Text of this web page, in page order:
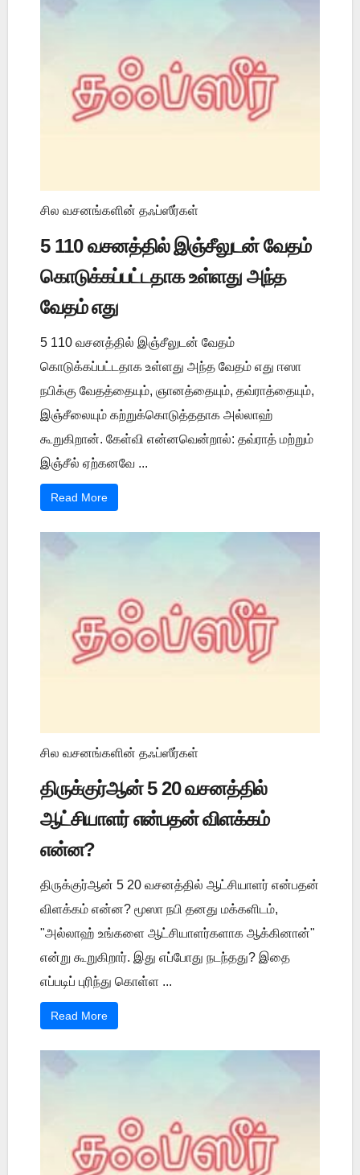
சில வசனங்களின் தஃப்ஸீர்கள்
5 110 வசனத்தில் இஞ்சீலுடன் வேதம்
கொடுக்கப்பட்டதாக உள்ளது அந்த
வேதம் எது
5 110 வசனத்தில் இஞ்சீலுடன் வேதம்
கொடுக்கப்பட்டதாக உள்ளது அந்த வேதம் எது ஈஸா
நபிக்கு வேதத்தையும், ஞானத்தையும், தவ்ராத்தையும்,
இஞ்சீலையும் கற்றுக்கொடுத்ததாக அல்லாஹ்
கூறுகிறான். கேள்வி என்னவென்றால்: தவ்ராத் மற்றும்
இஞ்சீல் ஏற்கனவே ...
Read More
சில வசனங்களின் தஃப்ஸீர்கள்
திருக்குர்ஆன் 5 20 வசனத்தில்
ஆட்சியாளர் என்பதன் விளக்கம்
என்ன?
திருக்குர்ஆன் 5 20 வசனத்தில் ஆட்சியாளர் என்பதன்
விளக்கம் என்ன? மூஸா நபி தனது மக்களிடம்,
"அல்லாஹ் உங்களை ஆட்சியாளர்களாக ஆக்கினான்"
என்று கூறுகிறார். இது எப்போது நடந்தது? இதை
எப்படிப் புரிந்து கொள்ள ...
Read More